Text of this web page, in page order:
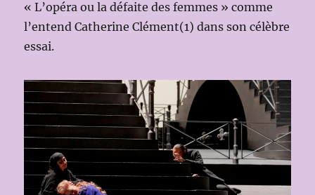
« L’opéra ou la défaite des femmes » comme
l’entend Catherine Clément(1) dans son célèbre
essai.